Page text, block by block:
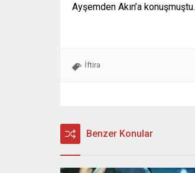
Ayşemden Akın’a konuşmuştu.
İftira
Benzer Konular